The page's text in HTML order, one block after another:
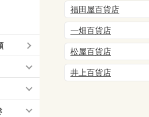
福田屋百貨店
一畑百貨店
松屋百貨店
井上百貨店